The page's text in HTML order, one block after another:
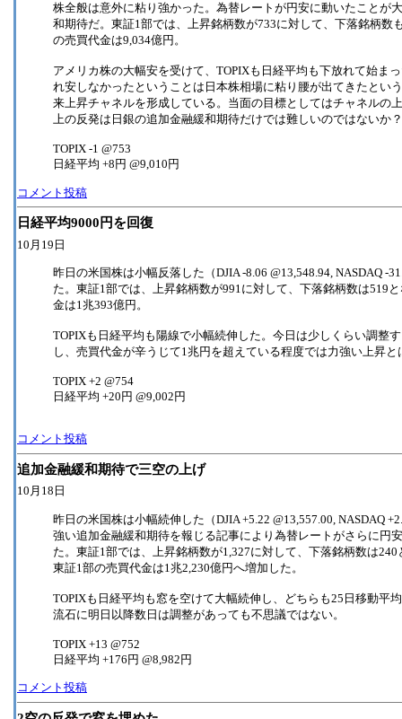
株全般は意外に粘り強かった。為替レートが円安に動いたことが
和期待だ。東証1部では、上昇銘柄数が733に対して、下落銘柄数
の売買代金は9,034億円。
アメリカ株の大幅安を受けて、TOPIXも日経平均も下放れて始ま
れ安しなかったということは日本株相場に粘り腰が出てきたとい
来上昇チャネルを形成している。当面の目標としてはチャネルの
上の反発は日銀の追加金融緩和期待だけでは難しいのではないか？
TOPIX -1 @753
日経平均 +8円 @9,010円
コメント投稿
日経平均9000円を回復
10月19日
昨日の米国株は小幅反落した（DJIA -8.06 @13,548.94, NASDAQ -
た。東証1部では、上昇銘柄数が991に対して、下落銘柄数は519
金は1兆393億円。
TOPIXも日経平均も陽線で小幅続伸した。今日は少しくらい調整
し、売買代金が辛うじて1兆円を超えている程度では力強い上昇と
TOPIX +2 @754
日経平均 +20円 @9,002円
コメント投稿
追加金融緩和期待で三空の上げ
10月18日
昨日の米国株は小幅続伸した（DJIA +5.22 @13,557.00, NASDAQ
強い追加金融緩和期待を報じる記事により為替レートがさらに円
た。東証1部では、上昇銘柄数が1,327に対して、下落銘柄数は
東証1部の売買代金は1兆2,230億円へ増加した。
TOPIXも日経平均も窓を空けて大幅続伸し、どちらも25日移動平
流石に明日以降数日は調整があっても不思議ではない。
TOPIX +13 @752
日経平均 +176円 @8,982円
コメント投稿